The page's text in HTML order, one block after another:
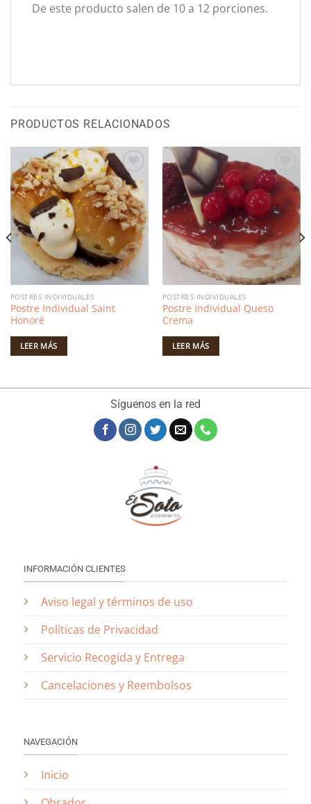
De este producto salen de 10 a 12 porciones.
PRODUCTOS RELACIONADOS
LISTA
DESEOS
POSTRES INDIVIDUALES
Postre Individual Saint
Honoré
LEER MÁS
LISTA
DESEOS
POSTRES INDIVIDUALES
Postre Individual Queso
Crema
LEER MÁS
Síguenos en la red
INFORMACIÓN CLIENTES
Aviso legal y términos de uso
Políticas de Privacidad
Servicio Recogida y Entrega
Cancelaciones y Reembolsos
NAVEGACIÓN
Inicio